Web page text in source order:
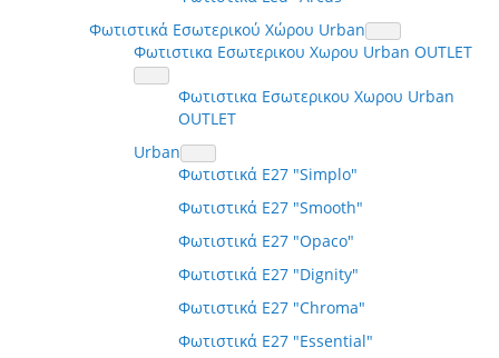
Φωτιστικά Εσωτερικού Χώρου Urban
Φωτιστικα Εσωτερικου Χωρου Urban OUTLET
Φωτιστικα Εσωτερικου Χωρου Urban
OUTLET
Urban
Φωτιστικά E27 "Simplo"
Φωτιστικά E27 "Smooth"
Φωτιστικά E27 "Opaco"
Φωτιστικά E27 "Dignity"
Φωτιστικά E27 "Chroma"
Φωτιστικά E27 "Essential"